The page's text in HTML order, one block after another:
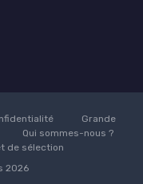
Grande
Qui sommes-nous ?
de sélection
2026